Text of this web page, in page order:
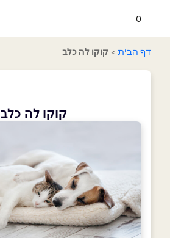
0
דף הבית > קוקו לה כלב
קוקו לה כלב